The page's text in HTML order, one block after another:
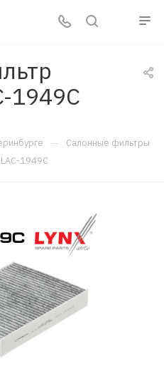
1949C
— Салонные фильтры
1949C